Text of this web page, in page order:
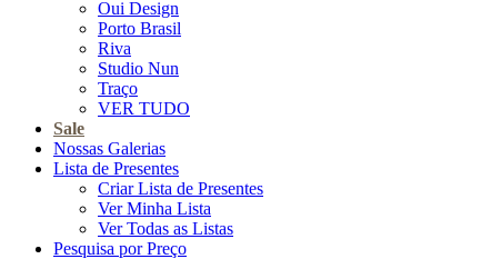
Oui Design
Porto Brasil
Riva
Studio Nun
Traço
VER TUDO
Sale
Nossas Galerias
Lista de Presentes
Criar Lista de Presentes
Ver Minha Lista
Ver Todas as Listas
Pesquisa por Preço